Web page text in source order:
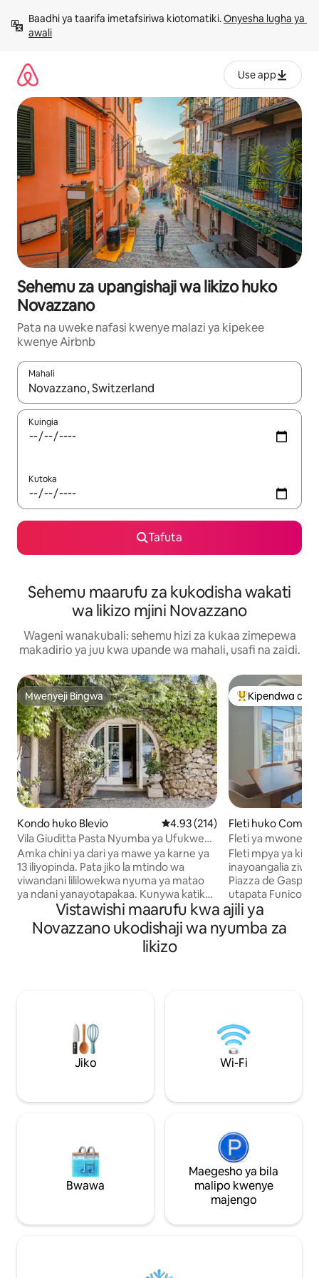
kwenda
kwenye
Baadhi ya taarifa imetafsiriwa kiotomatiki. Onyesha lugha ya
awali
Use app
Sehemu za upangishaji wa likizo huko
Novazzano
Pata na uweke nafasi kwenye malazi ya kipekee
kwenye Airbnb
Mahali
Wakati matokeo yanapatikana, vinjari kwa kutumia vitufe vya
Kuingia
Kutoka
Tafuta
Sehemu maarufu za kukodisha wakati
wa likizo mjini Novazzano
Wageni wanakubali: sehemu hizi za kukaa zimepewa
makadirio ya juu kwa upande wa mahali, usafi na zaidi.
Mwenyeji Bingwa
Mwenyeji Bingwa
Kondo huko Blevio Ukadiriaji wa wastani wa 4.93
4.93 (214)
Vila Giuditta Pasta Nyumba ya Ufukwe
wa Ziwa
Amka chini ya dari ya mawe ya karne ya
13 iliyopinda. Pata jiko la mtindo wa
viwandani lililowekwa nyuma ya matao
ya ndani yanayotapakaa. Kunywa katika
ziwa zuri na mwonekano wa mlima
kutoka kwenye kitanda cha bembea
chenye kivuli. Nenda moja kwa moja
kwenye Ziwa Como kutoka kwenye
au utembee hadi Torno ili kupata baa,
mkahawa, duka, na mikahawa. Como ni
gari fupi, na usafiri wa umma uko karibu.
Fleti iko kilomita 5 kutoka Como, kilomita
kilomita 38 kutoka Lugano. Inaweza
Giovanni, Como Lago Ferrovie Nord au
kutoka Piazza Matteotti kuelekea
Como- Bellagio, chukua dakika 8 kufikia
Blevio - Mapambo Savio kuacha, kuhusu
nzuri kwa usafiri wa umma wa jadi
Torno, kutoka ambapo kutembea kwa
Kipendwa
Kipendwa cha
Fleti huko Como
Fleti ya
Fleti mpya ya
inayoangalia
Piazza de
utapata
ziwa na mikahawa. Kondo ya
iliyobuniwa iko
lifti moja kwa
ukipumzika
ziwa.
Vistawishi maarufu kwa ajili ya
Novazzano ukodishaji wa nyumba za
likizo
Jiko Wi-Fi
Bwawa
Maegesho ya bila
malipo kwenye
majengo